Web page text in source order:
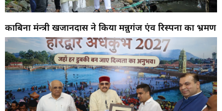
काबिना मंन्त्री खजानदास ने किया मन्नुगंज एंव रिस्पना का भ्रमण